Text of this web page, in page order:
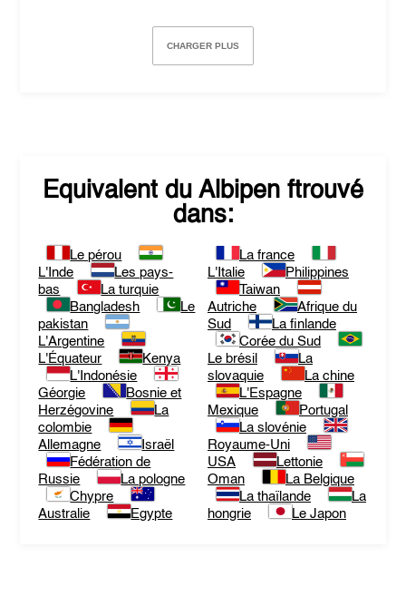
CHARGER PLUS
Equivalent du Albipen ftrouvé
dans:
Le pérou
L'Inde
Les pays-
bas
La turquie
Bangladesh
Le
pakistan
L'Argentine
L'Équateur
Kenya
L'Indonésie
Géorgie
Bosnie et
Herzégovine
La
colombie
Allemagne
Israël
Fédération de
Russie
La pologne
Chypre
Australie
Egypte
La france
L'Italie
Philippines
Taiwan
Autriche
Afrique du
Sud
La finlande
Corée du Sud
Le brésil
La
slovaquie
La chine
L'Espagne
Mexique
Portugal
La slovénie
Royaume-Uni
USA
Lettonie
Oman
La Belgique
La thaïlande
La
hongrie
Le Japon